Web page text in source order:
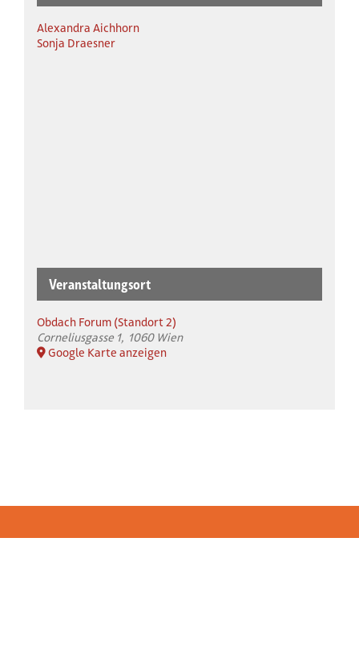
Alexandra Aichhorn
Sonja Draesner
Veranstaltungsort
Obdach Forum (Standort 2)
Corneliusgasse 1
1060 Wien
Google Karte anzeigen